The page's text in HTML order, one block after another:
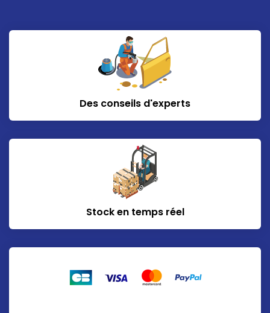
Des conseils d'experts
Stock en temps réel